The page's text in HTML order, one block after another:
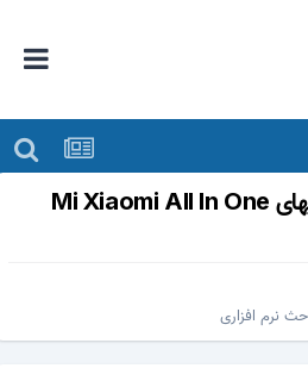
برنامه پر کاربرد برای گوشیهای Mi Xiaomi All In One
نرم افزاری